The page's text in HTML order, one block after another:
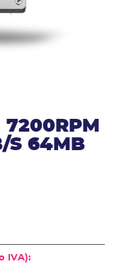
7200RPM
S 64MB
IVA):